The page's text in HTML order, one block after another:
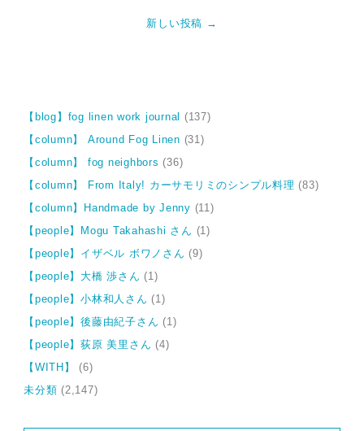
新しい投稿 →
【blog】fog linen work journal
(137)
【column】 Around Fog Linen (31)
【column】 fog neighbors (36)
【column】 From Italy! カーサモリミのシンプル料理 (83)
【column】Handmade by Jenny (11)
【people】Mogu Takahashi さん (1)
【people】イザベル ボワノさん (9)
【people】大橋 渉さん (1)
【people】小林和人さん (1)
【people】後藤由紀子さん (1)
【people】荻原 美里さん (4)
【WITH】
(6)
未分類 (2,147)